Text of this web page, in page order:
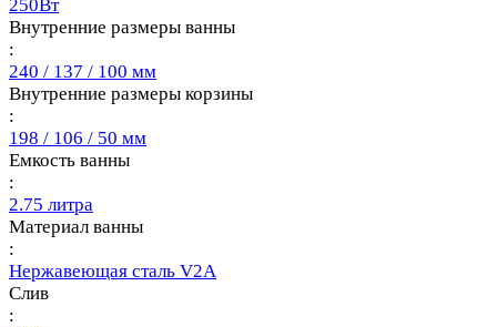
250Вт
Внутренние размеры ванны
:
240 / 137 / 100 мм
Внутренние размеры корзины
:
198 / 106 / 50 мм
Емкость ванны
:
2.75 литра
Материал ванны
:
Нержавеющая сталь V2A
Слив
: